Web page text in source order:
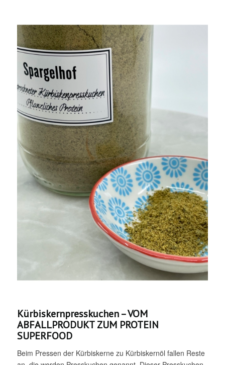
Kürbiskernpresskuchen – VOM
ABFALLPRODUKT ZUM PROTEIN
SUPERFOOD
Beim Pressen der Kürbiskerne zu Kürbiskernöl fallen Reste